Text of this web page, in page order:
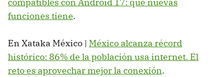
compatibles con Android 17: qué nuevas
funciones tiene.
En Xataka México | México alcanza récord
histórico: 86% de la población usa internet. El
reto es aprovechar mejor la conexión.